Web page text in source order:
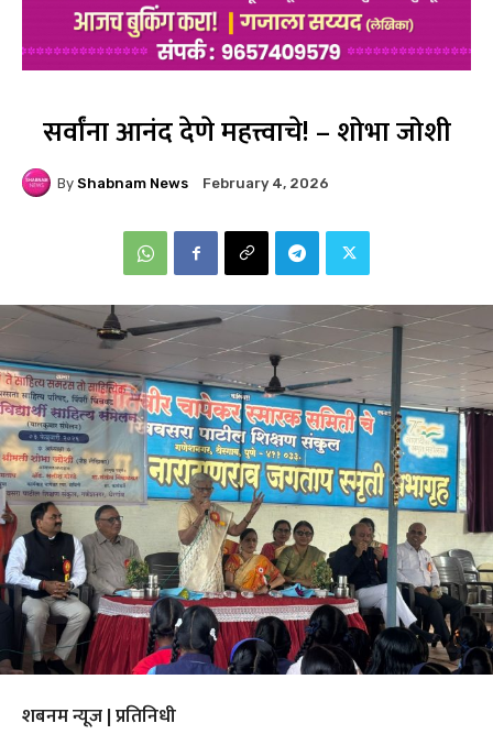
सर्वांना आनंद देणे महत्त्वाचे! – शोभा जोशी
By Shabnam News February 4, 2026
शबनम न्यूज | प्रतिनिधी